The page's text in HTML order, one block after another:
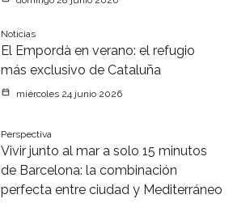
Noticias
El Empordà en verano: el refugio
más exclusivo de Cataluña
miércoles 24 junio 2026
Perspectiva
Vivir junto al mar a solo 15 minutos
de Barcelona: la combinación
perfecta entre ciudad y Mediterráneo